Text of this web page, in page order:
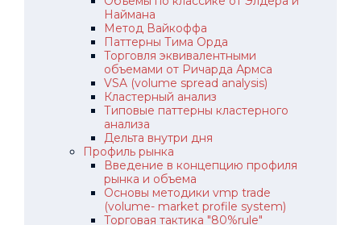
Наймана
Метод Вайкоффа
Паттерны Тима Орда
Торговля эквивалентными
объемами от Ричарда Армса
VSA (volume spread analysis)
Кластерный анализ
Типовые паттерны кластерного
анализа
Дельта внутри дня
Профиль рынка
Введение в концепцию профиля
рынка и объема
Основы методики vmp trade
(volume- market profile system)
Торговая тактика "80%rule"